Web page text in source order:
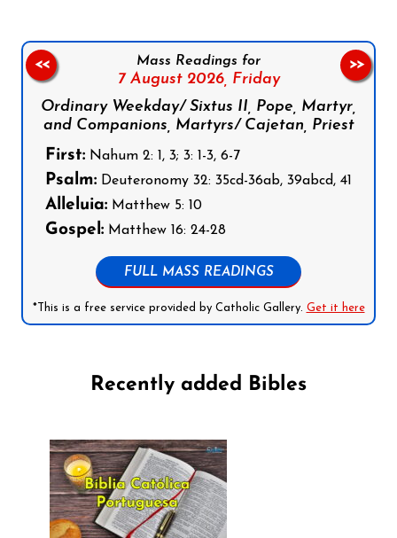
Mass Readings for
7 August 2026, Friday
Ordinary Weekday/ Sixtus II, Pope, Martyr,
and Companions, Martyrs/ Cajetan, Priest
First: Nahum 2: 1, 3; 3: 1-3, 6-7
Psalm: Deuteronomy 32: 35cd-36ab, 39abcd, 41
Alleluia: Matthew 5: 10
Gospel: Matthew 16: 24-28
FULL MASS READINGS
*This is a free service provided by Catholic Gallery. Get it here
<< >>
Recently added Bibles